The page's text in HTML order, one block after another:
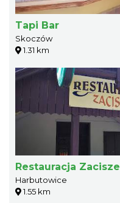
Tapi Bar
Skoczów
1.31 km
Restauracja Zacisze
Harbutowice
1.55 km